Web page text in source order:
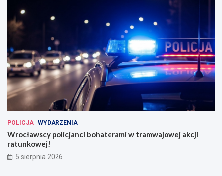
POLICJA WYDARZENIA
Wrocławscy policjanci bohaterami w tramwajowej akcji
ratunkowej!
5 sierpnia 2026